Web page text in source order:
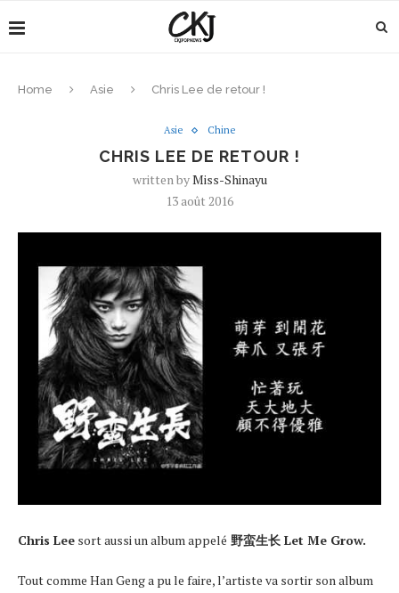
Home Asie Chris Lee de retour !
Asie Chine
CHRIS LEE DE RETOUR !
written byMiss-Shinayu
13 août 2016
Chris Lee sort aussi un album appelé 野蛮生长 Let Me Grow.
Tout comme Han Geng a pu le faire, l’artiste va sortir son album